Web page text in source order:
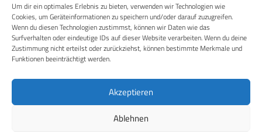
Um dir ein optimales Erlebnis zu bieten, verwenden wir Technologien wie
Cookies, um Geräteinformationen zu speichern und/oder darauf zuzugreifen.
Wenn du diesen Technologien zustimmst, können wir Daten wie das
Surfverhalten oder eindeutige IDs auf dieser Website verarbeiten. Wenn du deine
Zustimmung nicht erteilst oder zurückziehst, können bestimmte Merkmale und
Funktionen beeinträchtigt werden.
Akzeptieren
Ablehnen
RECHTLICHES
Datenschutzerklärung
Cookie-Richtlinie (EU)